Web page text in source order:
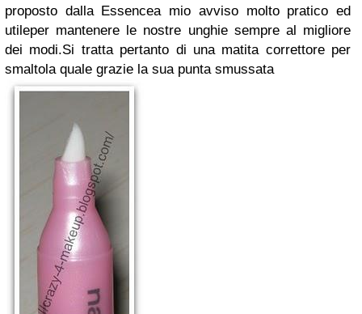
proposto dalla Essencea mio avviso molto pratico ed
utileper mantenere le nostre unghie sempre al migliore
dei modi.Si tratta pertanto di una matita correttore per
smaltola quale grazie la sua punta smussata